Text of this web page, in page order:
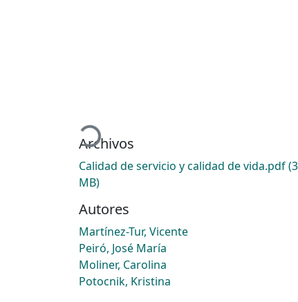
Cargando...
Archivos
Calidad de servicio y calidad de vida.pdf
MB)
Autores
Martínez-Tur, Vicente
Peiró, José María
Moliner, Carolina
Potocnik, Kristina